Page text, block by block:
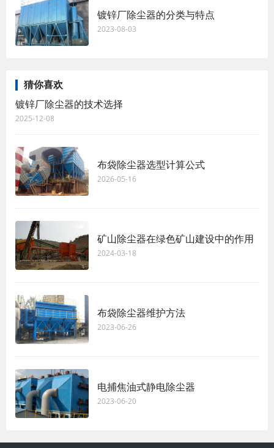
镀锌厂除尘器的分类与特点
2023-08-03
猜你喜欢
镀锌厂除尘器的技术选择
2025-12-08
布袋除尘器选型计算公式
2026-05-16
矿山除尘器在绿色矿山建设中的作用
2024-03-18
布袋除尘器维护方法
2023-06-26
电捕焦油式静电除尘器
2023-06-20